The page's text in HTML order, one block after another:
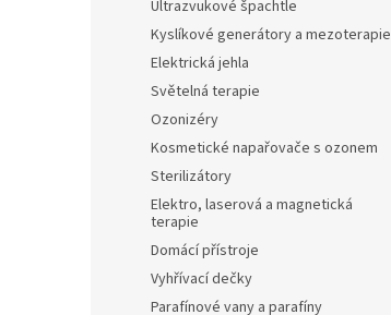
Ultrazvukové špachtle
Kyslíkové generátory a mezoterapie
Elektrická jehla
Světelná terapie
Ozonizéry
Kosmetické napařovače s ozonem
Sterilizátory
Elektro, laserová a magnetická
terapie
Domácí přístroje
Vyhřívací dečky
Parafínové vany a parafíny